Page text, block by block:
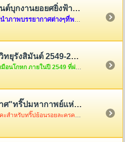
นยอยศยิ่งฟ้า อยุธยามรดกโลก
รังสิมันต์ 2549-2550
หนึ่งปีผ่านไปไวเหมือนโกหก ภายในปี 2549 ที่ผ่านมากระแสละครวิทยุของพวกเราชาวรังสิมันต์จะเป็นอย่างไรกันบ้างนะ สงสัยแล้วใช่มั้ยล่ะคะ ถ้างั้นต้องรีบคริ๊กเข้าไปดูแล้วล่ะค่ะ ไม่งั้น out นะขอบอก...
ริ๊ปมหากาพย์แห่งอโยธยา"
ผ่านพ้นไปแล้วนะคะสำหรับทริ๊ปย้อนรอยละครครั้งที่ 2 เมื่อวันอาทิตย์ที่ 3 ธันวา ซึ่งในวันนั้นอากาศค่อนข้างเป็นใจไม่ค่อยร้อนมากอย่างที่คิดแต่ความสนุกจะร้อนแรงขนาดไหนต้องคริ๊กเข้าไปดูภาพกันเองค่ะ